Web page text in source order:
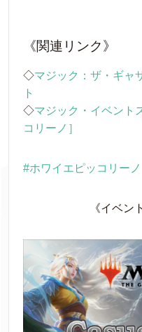
《関連リンク》
◇マジック：ザ・ギャ
ト
◇マジック・イベント
コリーノ］
#ホワイエピッコリーノ
《イベン